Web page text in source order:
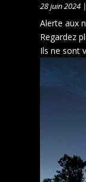
28 juin 2024
Alerte aux
Regardez
Ils ne sont